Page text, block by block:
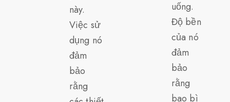
này.
Việc sử
dụng nó
đảm
bảo
rằng
uống.
Độ bền
của nó
đảm
bảo
rằng
bao bì